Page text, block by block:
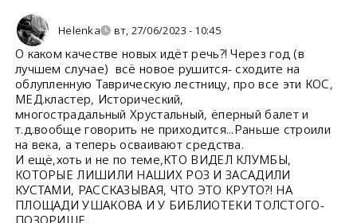
Helenka вт, 27/06/2023 - 10:45
О каком качестве новых идёт речь?! Через год (в
лучшем случае) всё новое рушится- сходите на
облупленную Таврическую лестницу, про все эти КОС,
МЕД.кластер, Исторический,
многострадальный Хрустальный, ёперный балет и
т.д.вообще говорить не приходится...Раньше строили
на века, а теперь осваивают средства.
И ещё,хоть и не по теме,КТО ВИДЕЛ КЛУМБЫ,
КОТОРЫЕ ЛИШИЛИ НАШИХ РОЗ И ЗАСАДИЛИ
КУСТАМИ, РАССКАЗЫВАЯ, ЧТО ЭТО КРУТО?! НА
ПЛОЩАДИ УШАКОВА И У БИБЛИОТЕКИ ТОЛСТОГО-